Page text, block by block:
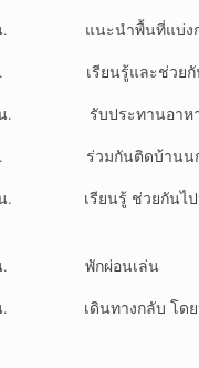
น. แนะนำพื้นที่แบ่งก
น. เรียนรู้และช่วยกั
น. รับประทานอาหา
น. ร่วมกันติดบ้านนก
น. เรียนรู้ ช่วยกันไปป
น. พักผ่อนเล่น
น. เดินทางกลับ โดย